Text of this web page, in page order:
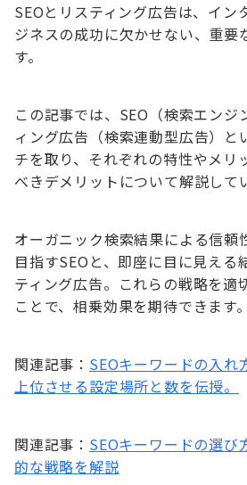
SEOとリスティング広告は、 イン
ジネスの成功に欠かせない、重要
す。
この記事では、SEO（検索エンジ
ィング広告（検索連動型広告）と
チを取り、それぞれの特性やメリ
べきデメリットについて解説して
オーガニック検索結果による信頼
目指すSEOと、即座に目に見える
ティング広告。これらの戦略を適
ことで、相乗効果を期待できます。
関連記事： SEOキーワードの入れ
上位させる設定場所と数を伝授。
関連記事： SEOキーワードの選び
的な戦略を解説